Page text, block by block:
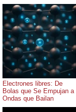
Electrones libres: De
Bolas que Se Empujan a
Ondas que Bailan